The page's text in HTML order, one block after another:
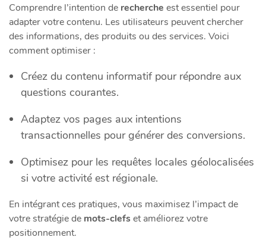
Comprendre l’intention de recherche est essentiel pour
adapter votre contenu. Les utilisateurs peuvent chercher
des informations, des produits ou des services. Voici
comment optimiser :
Créez du contenu informatif pour répondre aux
questions courantes.
Adaptez vos pages aux intentions
transactionnelles pour générer des conversions.
Optimisez pour les requêtes locales géolocalisées
si votre activité est régionale.
En intégrant ces pratiques, vous maximisez l’impact de
votre stratégie de mots-clefset améliorez votre
positionnement.